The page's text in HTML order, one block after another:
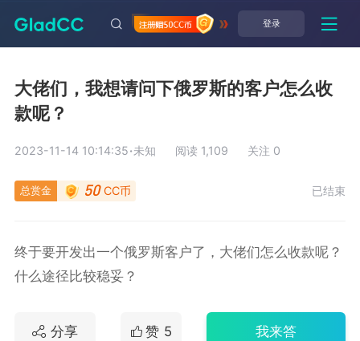
登录
大佬们，我想请问下俄罗斯的客户怎么收
款呢？
总赏金 50 CC币 已结束
2023-11-14 10:14:35·未知 阅读 1,109 关注 0
终于要开发出一个俄罗斯客户了，大佬们怎么收款呢？
什么途径比较稳妥？
分享 赞 5 我来答